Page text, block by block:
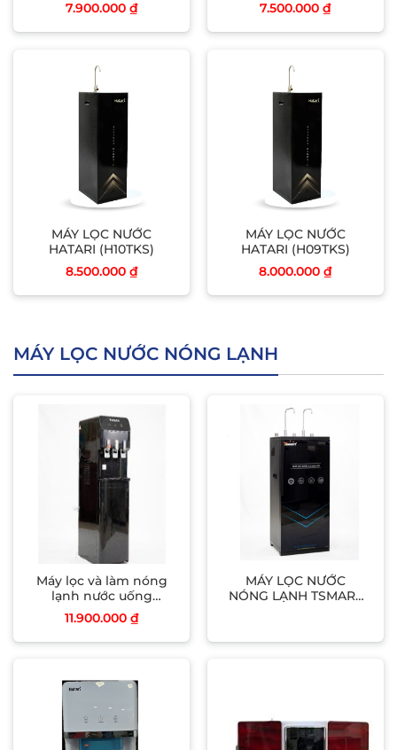
7.900.000 ₫
7.500.000 ₫
MÁY LỌC NƯỚC
HATARI (H10TKS)
8.500.000 ₫
MÁY LỌC NƯỚC
HATARI (H09TKS)
8.000.000 ₫
MÁY LỌC NƯỚC NÓNG LẠNH
Máy lọc và làm nóng
lạnh nước uống
model RF86
11.900.000 ₫
MÁY LỌC NƯỚC
NÓNG LẠNH TSMART